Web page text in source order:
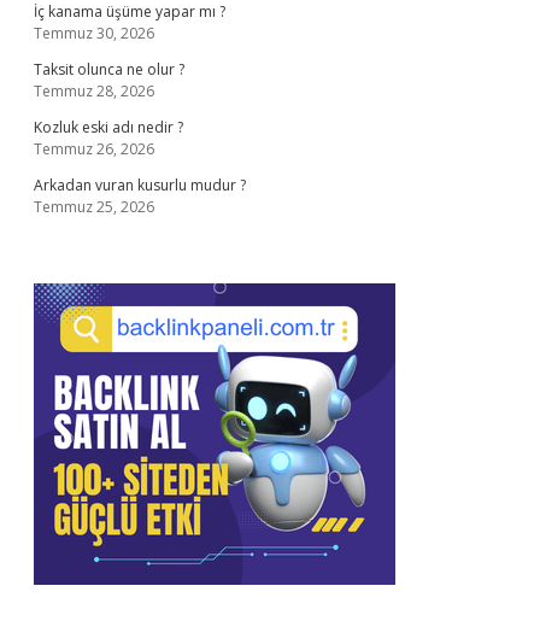
İç kanama üşüme yapar mı ?
Temmuz 30, 2026
Taksit olunca ne olur ?
Temmuz 28, 2026
Kozluk eski adı nedir ?
Temmuz 26, 2026
Arkadan vuran kusurlu mudur ?
Temmuz 25, 2026